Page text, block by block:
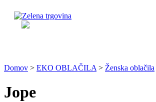
Domov > EKO OBLAČILA > Ženska oblačila
Jope